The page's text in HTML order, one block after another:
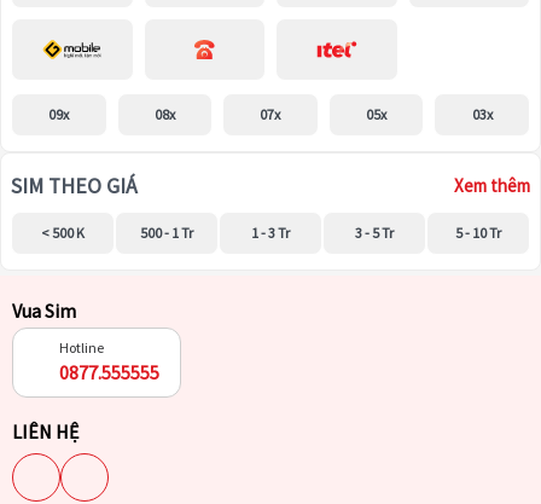
09x 08x 07x 05x 03x
SIM THEO GIÁ Xem thêm
< 500 K 500 - 1 Tr 1 - 3 Tr 3 - 5 Tr 5 - 10 Tr
Vua Sim
Hotline
0877.555555
LIÊN HỆ